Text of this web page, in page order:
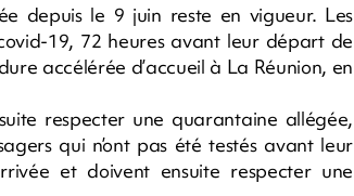
depuis le 9 juin reste en vigueur. Les
19, 72 heures avant leur départ de
accélérée d’accueil à La Réunion, en
respecter une quarantaine allégée,
qui n’ont pas été testés avant leur
et doivent ensuite respecter une